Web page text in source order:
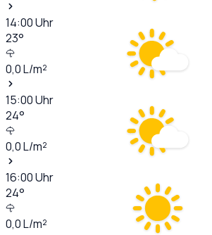
14:00Uhr
23°
0,0L/m²
15:00Uhr
24°
0,0L/m²
16:00Uhr
24°
0,0L/m²